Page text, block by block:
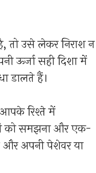
तो उसे लेकर निराश न
ऊर्जा सही दिशा में
डालते हैं।
आपके रिश्ते में
को समझना और एक-
और अपनी पेशेवर या